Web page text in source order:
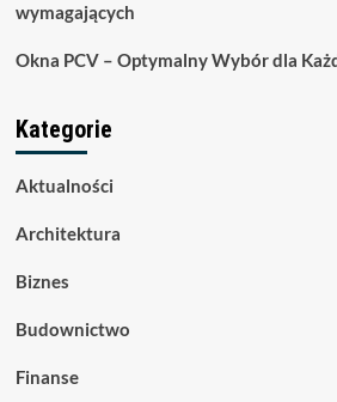
wymagających
Okna PCV – Optymalny Wybór dla
Kategorie
Aktualności
Architektura
Biznes
Budownictwo
Finanse